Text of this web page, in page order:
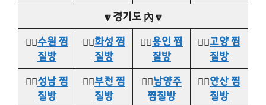
🔽경기도 內🔽
👉🏻수원 찜
질방
👉🏻화성 찜
질방
👉🏻용인 찜
질방
👉🏻고양 찜
질방
👉🏻성남 찜
질방
👉🏻부천 찜
질방
👉🏻남양주
찜질방
👉🏻안산 찜
질방